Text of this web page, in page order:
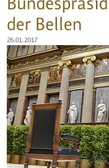
der Bellen
26.01.2017